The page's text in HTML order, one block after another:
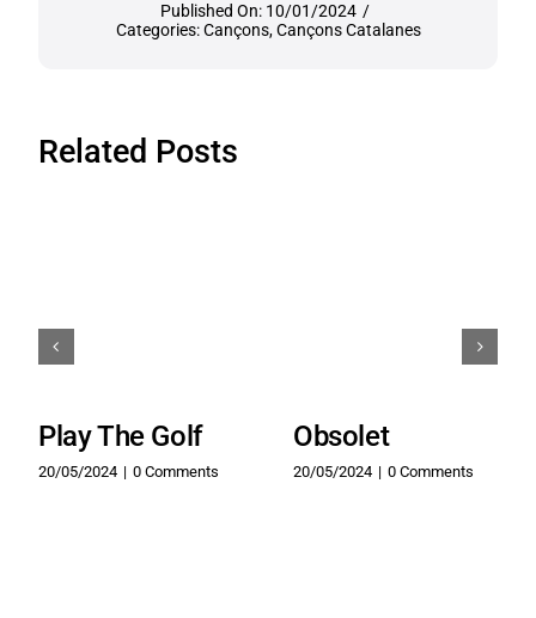
Published On: 10/01/2024 /
Categories:Cançons,Cançons Catalanes
Related Posts
Play The Golf
20/05/2024 | 0 Comments
Obsolet
20/05/2024 | 0 Comments